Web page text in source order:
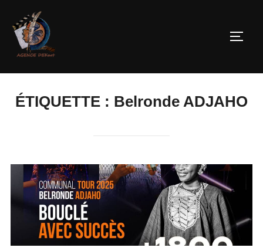
ÉTIQUETTE : Belronde ADJAHO